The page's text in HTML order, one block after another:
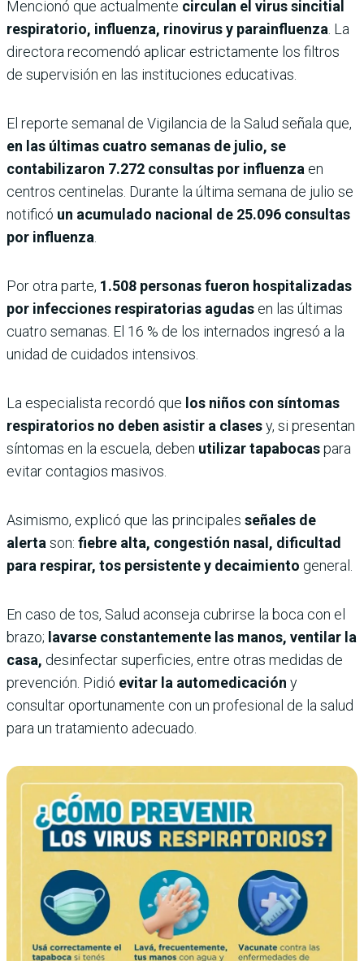
Mencionó que actualmente circulan el virus sincitial
respiratorio, influenza, rinovirus y parainfluenza. La
directora recomendó aplicar estrictamente los filtros
de supervisión en las instituciones educativas.
El reporte semanal de Vigilancia de la Salud señala que,
en las últimas cuatro semanas de julio, se
contabilizaron 7.272 consultas por influenza en
centros centinelas. Durante la última semana de julio se
notificó un acumulado nacional de 25.096 consultas
por influenza.
Por otra parte, 1.508 personas fueron hospitalizadas
por infecciones respiratorias agudas en las últimas
cuatro semanas. El 16 % de los internados ingresó a la
unidad de cuidados intensivos.
La especialista recordó que los niños con síntomas
respiratorios no deben asistir a clasesy, si presentan
síntomas en la escuela, deben utilizar tapabocaspara
evitar contagios masivos.
Asimismo, explicó que las principales señales de
alertason: fiebre alta, congestión nasal, dificultad
para respirar, tos persistente y decaimiento general.
En caso de tos, Salud aconseja cubrirse la boca con el
brazo; lavarse constantemente las manos, ventilar la
casa, desinfectar superficies, entre otras medidas de
prevención. Pidió evitar la automedicación y
consultar oportunamente con un profesional de la salud
para un tratamiento adecuado.